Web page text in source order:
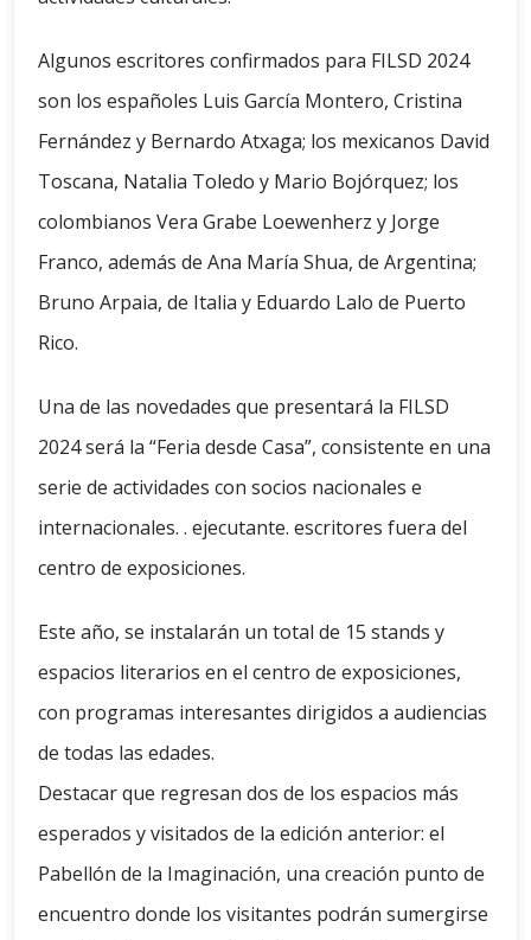
Algunos escritores confirmados para FILSD 2024
son los españoles Luis García Montero, Cristina
Fernández y Bernardo Atxaga; los mexicanos David
Toscana, Natalia Toledo y Mario Bojórquez; los
colombianos Vera Grabe Loewenherz y Jorge
Franco, además de Ana María Shua, de Argentina;
Bruno Arpaia, de Italia y Eduardo Lalo de Puerto
Rico.
Una de las novedades que presentará la FILSD
2024 será la “Feria desde Casa”, consistente en una
serie de actividades con socios nacionales e
internacionales. . ejecutante. escritores fuera del
centro de exposiciones.
Este año, se instalarán un total de 15 stands y
espacios literarios en el centro de exposiciones,
con programas interesantes dirigidos a audiencias
de todas las edades.
Destacar que regresan dos de los espacios más
esperados y visitados de la edición anterior: el
Pabellón de la Imaginación, una creación punto de
encuentro donde los visitantes podrán sumergirse